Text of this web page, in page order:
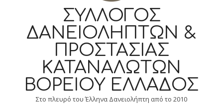
ΣΎΛΛΟΓΟΣ
ΔΑΝΕΙΟΛΗΠΤΏΝ &
ΠΡΟΣΤΑΣΊΑΣ
ΚΑΤΑΝΑΛΩΤΏΝ
ΒΟΡΕΊΟΥ ΕΛΛΆΔΟΣ
Στο πλευρό του Έλληνα Δανειολήπτη από το 2010